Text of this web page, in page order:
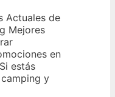
Actuales de
Mejores
en
estás
y